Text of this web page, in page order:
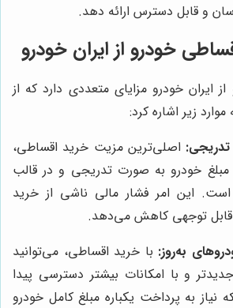
و قابل دسترس ارائه دهد.
خودرو از ایران خودرو
ایران خودرو مزایای متعددی دارد که از
زیر اشاره کرد:
اصلی‌ترین مزیت خرید اقساطی،
مبلغ خودرو به صورت تدریجی و در قالب
است. این امر فشار مالی ناشی از خرید
قابل توجهی کاهش می‌دهد.
به‌روز: با خرید اقساطی، می‌توانید
و با امکانات بیشتر دسترسی پیدا
نیاز به پرداخت یکباره مبلغ کامل خودرو